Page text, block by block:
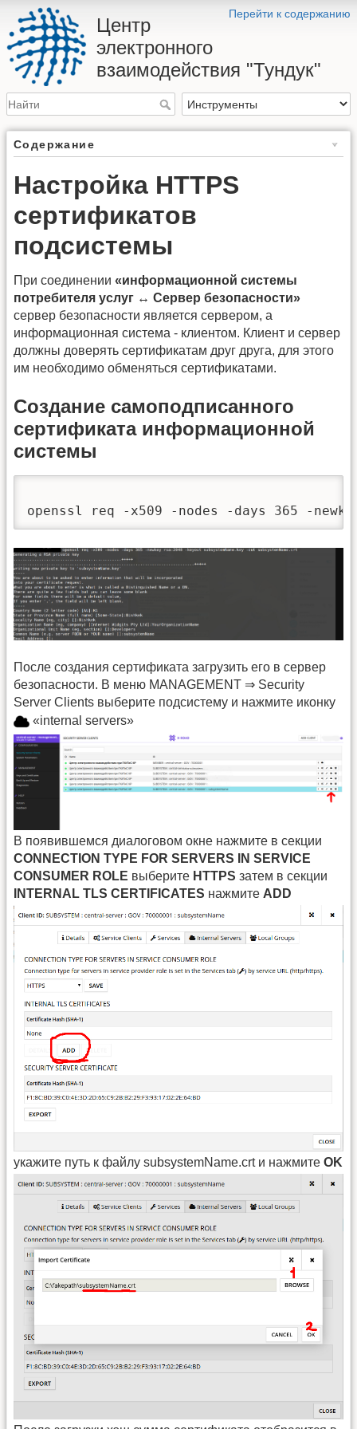
Перейти к содержанию
Центр
электронного
взаимодействия "Тундук"
Содержание
Настройка HTTPS
сертификатов
подсистемы
При соединении «информационной системы
потребителя услуг ↔ Сервер безопасности»
сервер безопасности является сервером, а
информационная система - клиентом. Клиент и сервер
должны доверять сертификатам друг друга, для этого
им необходимо обменяться сертификатами.
Создание самоподписанного
сертификата информационной
системы
openssl req -x509 -nodes -days 365 -
После создания сертификата загрузить его в сервер
безопасности. В меню MANAGEMENT ⇒ Security
Server Clients выберите подсистему и нажмите иконку
«internal servers»
В появившемся диалоговом окне нажмите в секции
CONNECTION TYPE FOR SERVERS IN SERVICE
CONSUMER ROLE выберите HTTPS затем в секции
INTERNAL TLS CERTIFICATES нажмите ADD
укажите путь к файлу subsystemName.crt и нажмите OK